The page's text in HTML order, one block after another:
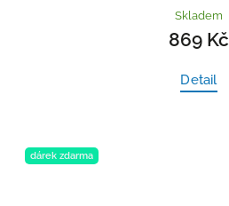
Skladem
869 Kč
Detail
dárek zdarma